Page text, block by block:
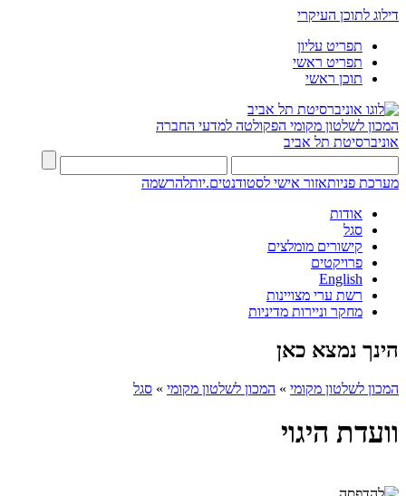
דילוג לתוכן העיקרי
תפריט עליון
תפריט ראשי
תוכן ראשי
המכון לשלטון מקומי הפקולטה למדעי החברה
אוניברסיטת תל אביב
מערכת פניותאזור אישי לסטודנטים.יותלהרשמה
אודות
סגל
קישורים מומלצים
פרויקטים
English
רשת ערי מצויינות
מחקר וניירות מדיניות
הינך נמצא כאן
המכון לשלטון מקומי » המכון לשלטון מקומי » סגל
וועדת היגוי